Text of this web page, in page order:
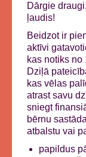
Dārgie
ļaudis!
Beidzot ir
aktīvi
kas notiks no
Dziļā
kas vēlas
atrast savu
sniegt
bērnu
atbalstu vai
papildus